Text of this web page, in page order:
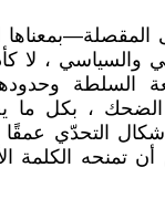
والسياسي ، لا
السلطة
الضحك ، بكل ما
التحدّي عمقًا
أن تمنحه الكلمة